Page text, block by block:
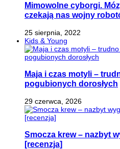
Mimowolne cyborgi.
czekają nas wojny
25 sierpnia, 2022
Kids & Young
Maja i czas motyli –
pogubionych dorosłych
29 czerwca, 2026
Smocza krew – nazbyt
[recenzja]